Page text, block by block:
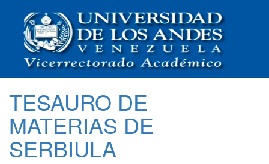
TESAURO DE
MATERIAS DE
SERBIULA